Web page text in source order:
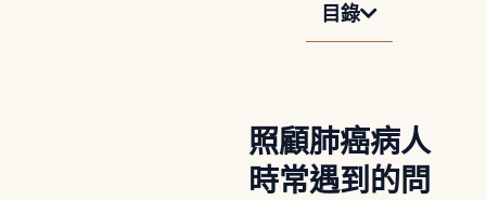
目錄
照顧肺癌病人
時常遇到的問